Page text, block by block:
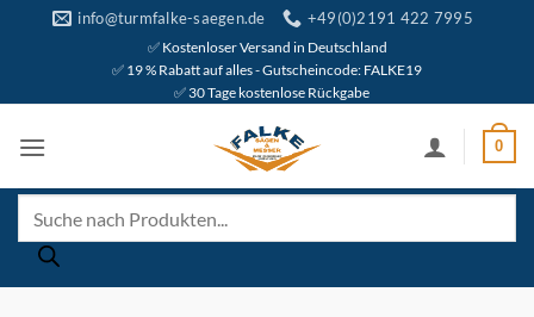
info@turmfalke-saegen.de +49(0)2191 422 7995
✅ Kostenloser Versand in Deutschland
✅ 19 % Rabatt auf alles - Gutscheincode: FALKE19
✅ 30 Tage kostenlose Rückgabe
0
search